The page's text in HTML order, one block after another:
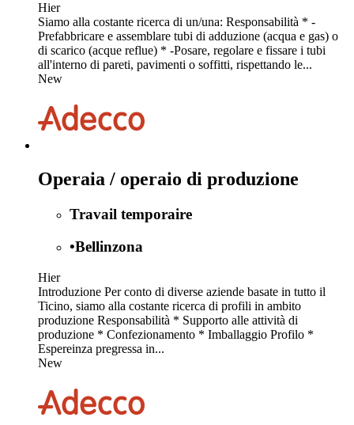
Hier
Siamo alla costante ricerca di un/una: Responsabilità * -
Prefabbricare e assemblare tubi di adduzione (acqua e gas) o
di scarico (acque reflue) * -Posare, regolare e fissare i tubi
all'interno di pareti, pavimenti o soffitti, rispettando le...
New
Operaia / operaio di produzione
Travail temporaire
•Bellinzona
Hier
Introduzione Per conto di diverse aziende basate in tutto il
Ticino, siamo alla costante ricerca di profili in ambito
produzione Responsabilità * Supporto alle attività di
produzione * Confezionamento * Imballaggio Profilo *
Espereinza pregressa in...
New